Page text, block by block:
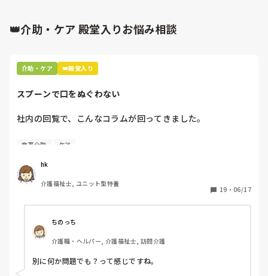
👑介助・ケア 殿堂入りお悩み相談
介助・ケア 👑殿堂入り
スプーンで口をぬぐわない
社内の回覧で、こんなコラムが回ってきました。
[スプーンで口をぬぐわない]
自分やっちゃってるなと思いました。
皆さんはどうですか⁇
食事介助 ケア
hk
介護福祉士, ユニット型特養
19 ・ 06/17
ちのっち
介護職・ヘルパー, 介護福祉士, 訪問介護
別に何か問題でも？って感じですね。